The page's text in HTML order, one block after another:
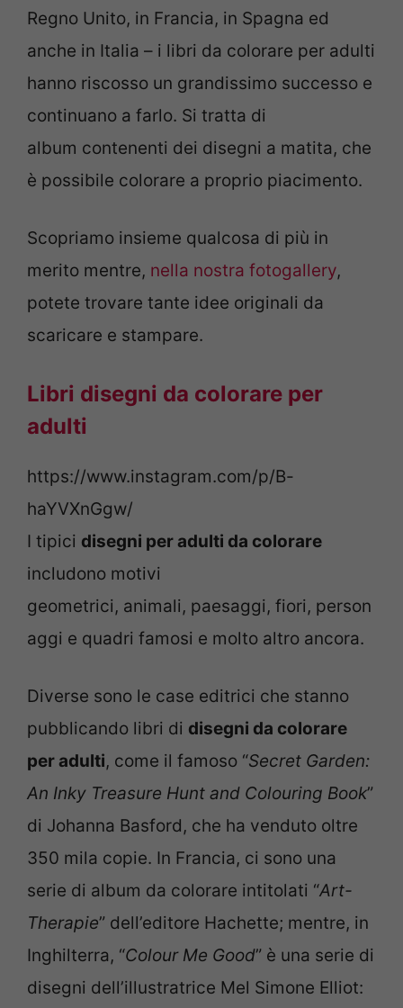
Regno Unito, in Francia, in Spagna ed
anche in Italia – i libri da colorare per adulti
hanno riscosso un grandissimo successo e
continuano a farlo. Si tratta di
album contenenti dei disegni a matita, che
è possibile colorare a proprio piacimento.
Scopriamo insieme qualcosa di più in
merito mentre, nella nostra fotogallery,
potete trovare tante idee originali da
scaricare e stampare.
Libri disegni da colorare per
adulti
https://www.instagram.com/p/B-
haYVXnGgw/
I tipici disegni per adulti da colorare
includono motivi
geometrici, animali, paesaggi, fiori, person
aggi e quadri famosi e molto altro ancora.
Diverse sono le case editrici che stanno
pubblicando libri di disegni da colorare
per adulti, come il famoso “Secret Garden:
An Inky Treasure Hunt and Colouring Book”
di Johanna Basford, che ha venduto oltre
350 mila copie. In Francia, ci sono una
serie di album da colorare intitolati “Art-
Therapie” dell’editore Hachette; mentre, in
Inghilterra, “Colour Me Good” è una serie di
disegni dell’illustratrice Mel Simone Elliot: